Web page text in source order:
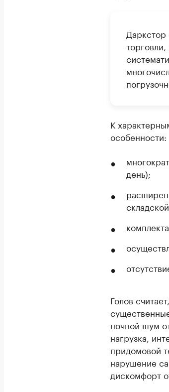
К
особенности:
день);
Голов
ночной шум
нагрузка,
придомовой
нарушение
дискомфорт